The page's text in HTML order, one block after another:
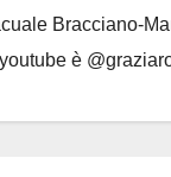
Bracciano-
è